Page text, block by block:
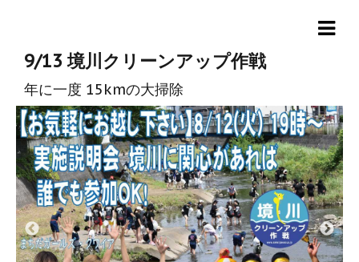
9/13 境川クリーンアップ作戦
年に一度 15kmの大掃除